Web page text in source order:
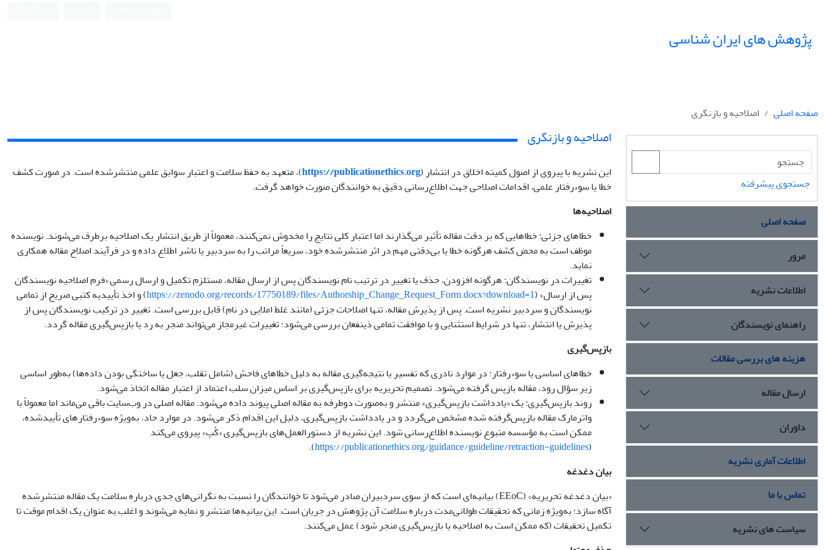
پژوهش های ایران شناسی
صفحه اصلی اصلاحیه و بازنگری
جستجوی پیشرفته
صفحه اصلی
مرور
اطلاعات نشریه
راهنمای نویسندگان
هزینه های بررسی مقالات
ارسال مقاله
داوران
اطلاعات آماری نشریه
تماس با ما
سیاست های نشریه
اصلاحیه و بازنگری
این نشریه با پیروی از اصول کمیته اخلاق در انتشار (https://publicationethics.org)، متعهد به حفظ سلامت و اعتبار سوابق علمی منتشرشده است. در صورت کشف
خطا یا سوءرفتار علمی، اقدامات اصلاحی جهت اطلاع‌رسانی دقیق به خوانندگان صورت خواهد گرفت.
اصلاحیه‌ها
خطاهای جزئی: خطاهایی که بر دقت مقاله تأثیر می‌گذارند اما اعتبار کلی نتایج را مخدوش نمی‌کنند، معمولاً از طریق انتشار یک اصلاحیه برطرف می‌شوند. نویسنده
موظف است به محض کشف هرگونه خطا یا بی‌دقتی مهم در اثر منتشرشده خود، سریعاً مراتب را به سردبیر یا ناشر اطلاع داده و در فرآیند اصلاح مقاله همکاری
نماید.
تغییرات در نویسندگان: هرگونه افزودن، حذف یا تغییر در ترتیب نام نویسندگان پس از ارسال مقاله، مستلزم تکمیل و ارسال رسمی «فرم اصلاحیه نویسندگان
پس از ارسال» (https://zenodo.org/records/17750189/files/Authorship_Change_Request_Form.docx?download=1) و اخذ تأییدیه کتبی صریح از تمامی
نویسندگان و سردبیر نشریه است. پس از پذیرش مقاله، تنها اصلاحات جزئی (مانند غلط املایی در نام) قابل بررسی است. تغییر در ترکیب نویسندگان پس از
پذیرش یا انتشار، تنها در شرایط استثنایی و با موافقت تمامی ذینفعان بررسی می‌شود؛ تغییرات غیرمجاز می‌تواند منجر به رد یا بازپس‌گیری مقاله گردد.
بازپس‌گیری
خطاهای اساسی یا سوءرفتار: در موارد نادری که تفسیر یا نتیجه‌گیری مقاله به دلیل خطاهای فاحش (شامل تقلب، جعل یا ساختگی بودن داده‌ها) به‌طور اساسی
زیر سؤال رود، مقاله بازپس گرفته می‌شود. تصمیم تحریریه برای بازپس‌گیری بر اساس میزان سلب اعتماد از اعتبار مقاله اتخاذ می‌شود.
روند بازپس‌گیری: یک «یادداشت بازپس‌گیری» منتشر و به‌صورت دوطرفه به مقاله اصلی پیوند داده می‌شود. مقاله اصلی در وب‌سایت باقی می‌ماند اما معمولاً با
واترمارک مقاله بازپس‌گرفته شده مشخص می‌گردد و در یادداشت بازپس‌گیری، دلیل این اقدام ذکر می‌شود. در موارد حاد، به‌ویژه سوءرفتارهای تأییدشده،
ممکن است به مؤسسه متبوع نویسنده اطلاع‌رسانی شود. این نشریه از دستورالعمل‌های بازپس‌گیری «کُپ» پیروی می‌کند
(
https://publicationethics.org/guidance/guideline/retraction-guidelines
).
بیان دغدغه
«بیان دغدغه تحریریه» (EEoC) بیانیه‌ای است که از سوی سردبیران صادر می‌شود تا خوانندگان را نسبت به نگرانی‌های جدی درباره سلامت یک مقاله منتشرشده
آگاه سازد؛ به‌ویژه زمانی که تحقیقات طولانی‌مدت درباره سلامت آن پژوهش در جریان است. این بیانیه‌ها منتشر و نمایه می‌شوند و اغلب به عنوان یک اقدام موقت تا
تکمیل تحقیقات (که ممکن است به اصلاحیه یا بازپس‌گیری منجر شود) عمل می‌کنند.